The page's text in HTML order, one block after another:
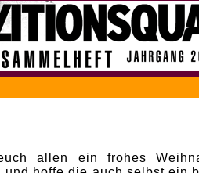
allen ein frohes